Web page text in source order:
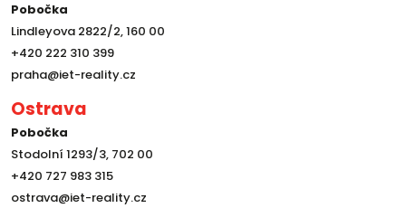
Pobočka
Lindleyova 2822/2, 160 00
+420 222 310 399
praha@iet-reality.cz
Ostrava
Pobočka
Stodolní 1293/3, 702 00
+420 727 983 315
ostrava@iet-reality.cz